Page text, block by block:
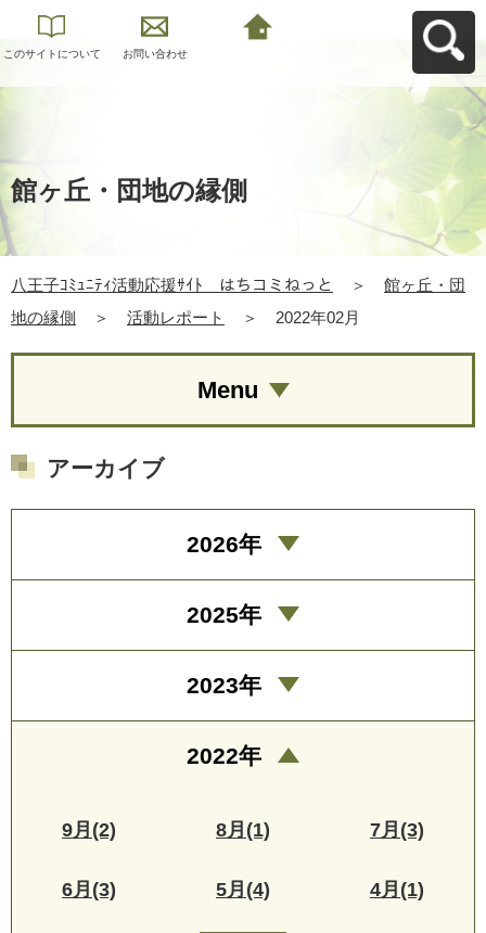
このサイトについて お問い合わせ
館ヶ丘・団地の縁側
八王子ｺﾐｭﾆﾃｨ活動応援ｻｲﾄ はちコミねっと ＞
館ヶ丘・団
地の縁側
＞ 活動レポート ＞ 2022年02月
Menu
アーカイブ
2026年
2025年
2023年
2022年
9月(2) 8月(1) 7月(3)
6月(3) 5月(4) 4月(1)